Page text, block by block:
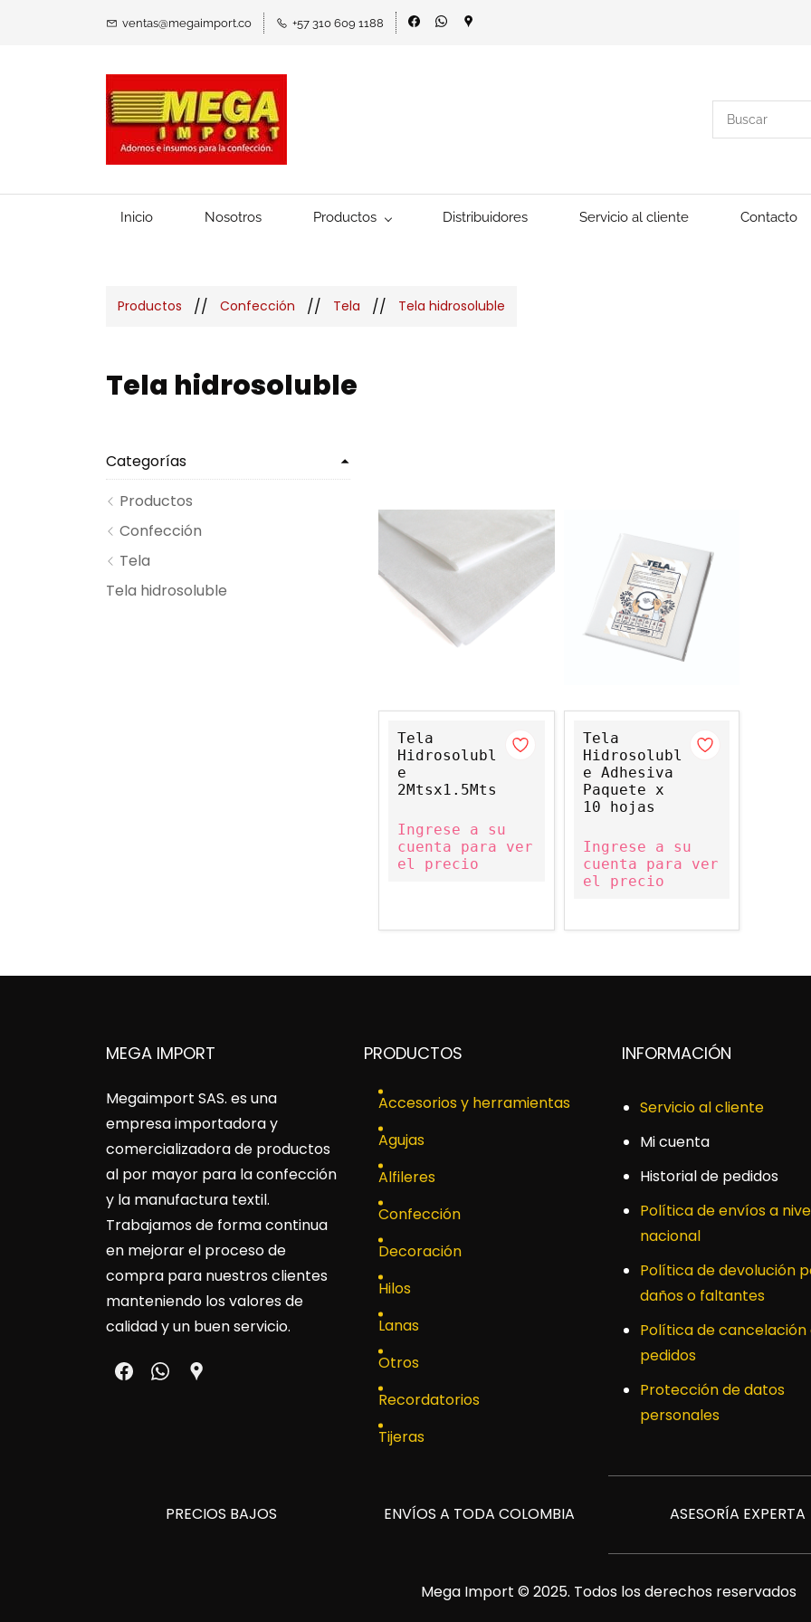
ventas@megaimport.co +57 310 609 1188
Inicio Nosotros Productos Distribuidores Servicio al cliente Contacto
Productos // Confección // Tela // Tela hidrosoluble
Tela hidrosoluble
Categorías
Productos
Confección
Tela
Tela hidrosoluble
Tela
Hidrosolubl
e
2Mtsx1.5Mts
Ingrese a su
cuenta para ver
el precio
Tela
Hidrosolubl
e Adhesiva
Paquete x
10 hojas
Ingrese a su
cuenta para ver
el precio
MEGA IMPORT
Megaimport SAS. es una
empresa importadora y
comercializadora de productos
al por mayor para la confección
y la manufactura textil.
Trabajamos de forma continua
en mejorar el proceso de
compra para nuestros clientes
manteniendo los valores de
calidad y un buen servicio.
PRODUCTOS
Accesorios y herramientas
Agujas
Alfileres
Confección
Decoración
Hilos
Lanas
Otros
Recordatorios
Tijeras
INFORMACIÓN
Servicio al cliente
Mi cuenta
Historial de pedidos
Política de envíos a
nacional
Política de devolución
daños o faltantes
Política de cancelación
pedidos
Protección de datos
personales
PRECIOS BAJOS ENVÍOS A TODA COLOMBIA ASESORÍA EXPERTA
Mega Import © 2025. Todos los derechos reservados